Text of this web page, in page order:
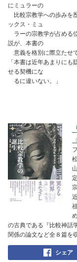
にミュラーの
比較宗教学への歩みを
ックス・ミュ
ラーの宗教学が占める
説が、本書の
意義を格別に際立たせ
「本書は近年あまりに
せる契機にな
るに違いない。」
の古典である『比較神話
関係の論文など全８篇を
シェア